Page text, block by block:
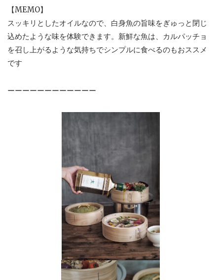
【MEMO】
スッキリとしたオイルなので、白身魚の旨味をぎゅっと閉じ
込めたような味を体験できます。新鮮な魚は、カルパッチョ
を召し上がるような気持ちでシンプルに食べるのもおススメ
です
ーーーーーーーーーーーー